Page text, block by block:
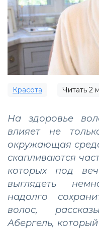
Красота Читать 2
На здоровье
влияет не
окружающая
скапливаются
которых под
выглядеть
надолго
волос,
Абергель,